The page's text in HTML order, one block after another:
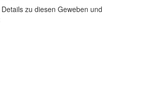
zu diesen Geweben und